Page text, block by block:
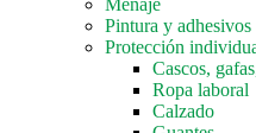
Menaje
Pintura y adhesivos
Protección
Cascos,
Ropa laboral
Calzado